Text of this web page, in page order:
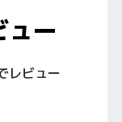
ー
レビュー